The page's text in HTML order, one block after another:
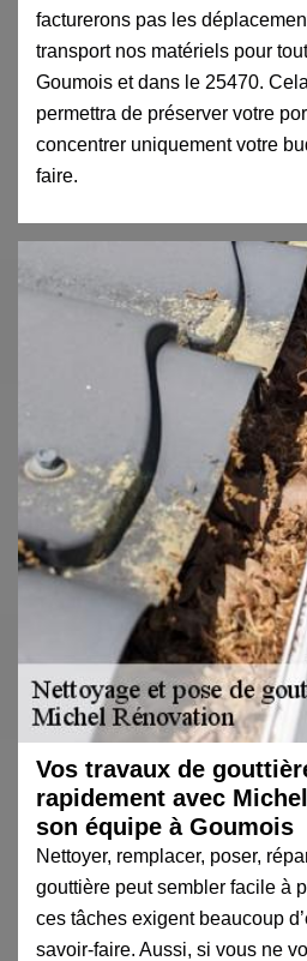
facturerons pas les
transport nos matériels pour
Goumois et dans le 25470.
permettra de préserver votre
concentrer uniquement votre
faire.
Vos travaux de
rapidement avec
son équipe à Goumois
Nettoyer, remplacer, poser,
gouttière peut sembler facile à
ces tâches exigent beaucoup
savoir-faire. Aussi, si vous ne